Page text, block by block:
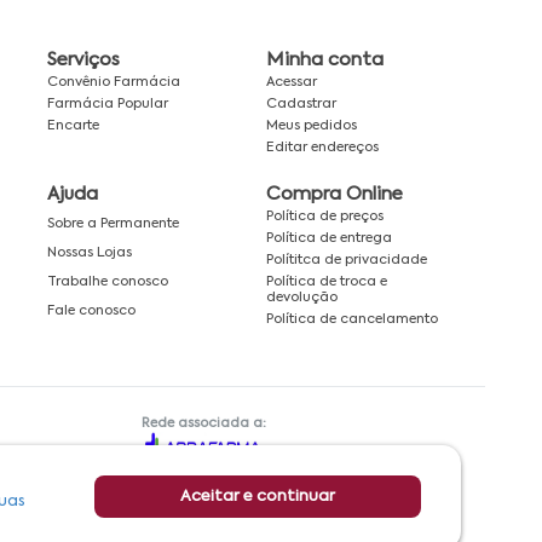
Aceitar e continuar
Serviços
Convênio Farmácia
Farmácia Popular
Encarte
Minha conta
Acessar
Cadastrar
Meus pedidos
Editar endereços
Ajuda
Sobre a Permanente
Nossas Lojas
Trabalhe conosco
Fale conosco
Compra Online
Política de preços
Política de entrega
Polítitca de privacidade
Política de troca e
devolução
Política de cancelamento
Rede associada a: